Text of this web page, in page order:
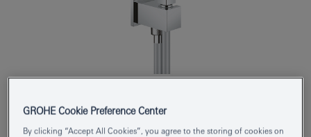
EAN 4005176385162
GROHE Cookie Preference Center
By clicking “Accept All Cookies”, you agree to the storing of cookies on